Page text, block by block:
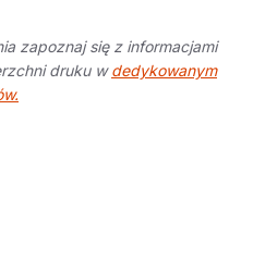
zapoznaj się z informacjami
druku wdedykowanym